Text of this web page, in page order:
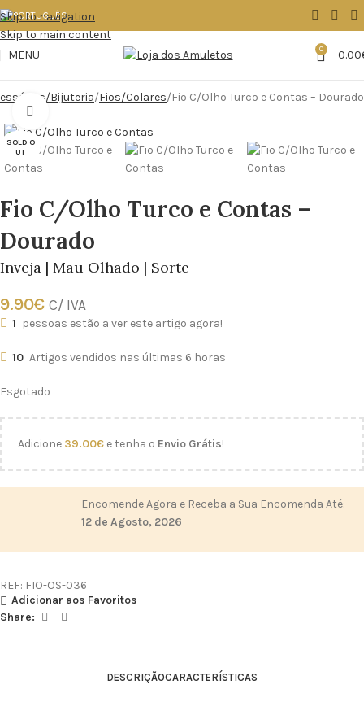
Skip to navigation
Skip to main content
MENU
0 0.00
Bijuteria Fios/Colares Fio C/Olho Turco e Contas – Dourado
SOLD O
UT
Fio C/Olho Turco e Contas –
Dourado
Inveja | Mau Olhado | Sorte
9.90€ C/ IVA
1 pessoas estão a ver este artigo agora!
10 Artigos vendidos nas últimas 6 horas
Esgotado
Adicione 39.00€ e tenha o Envio Grátis!
Encomende Agora e Receba a Sua Encomenda Até:
12 de Agosto, 2026
REF: FIO-OS-036
Adicionar aos Favoritos
Share:
DESCRIÇÃOCARACTERÍSTICAS